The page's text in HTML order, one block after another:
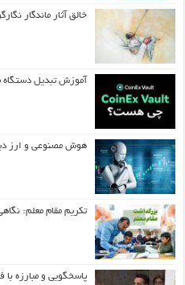
خالق آثار ماندگار
آموزش تبدیل
هوش مصنوعی و ارز
تکریم مقام معلم:
پاسخگویی و مبارزه با